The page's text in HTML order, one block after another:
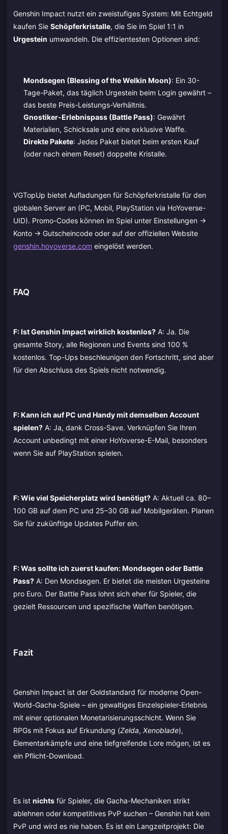
Genshin Impact nutzt ein zweistufiges System: Mit Echtgeld
kaufen Sie Schöpferkristalle, die Sie im Spiel 1:1 in
Urgestein umwandeln. Die effizientesten Optionen sind:
Mondsegen (Blessing of the Welkin Moon): Ein 30-
Tage-Paket, das täglich Urgestein beim Login gewährt –
das beste Preis-Leistungs-Verhältnis.
Gnostiker-Erlebnispass (Battle Pass): Gewährt
Materialien, Schicksale und eine exklusive Waffe.
Direkte Pakete: Jedes Paket bietet beim ersten Kauf
(oder nach einem Reset) doppelte Kristalle.
VGTopUp bietet Aufladungen für Schöpferkristalle für den
globalen Server an (PC, Mobil, PlayStation via HoYoverse-
UID). Promo-Codes können im Spiel unter Einstellungen ->
Konto -> Gutscheincode oder auf der offiziellen Website
genshin.hoyoverse.com eingelöst werden.
FAQ
F: Ist Genshin Impact wirklich kostenlos? A: Ja. Die
gesamte Story, alle Regionen und Events sind 100 %
kostenlos. Top-Ups beschleunigen den Fortschritt, sind aber
für den Abschluss des Spiels nicht notwendig.
F: Kann ich auf PC und Handy mit demselben Account
spielen? A: Ja, dank Cross-Save. Verknüpfen Sie Ihren
Account unbedingt mit einer HoYoverse-E-Mail, besonders
wenn Sie auf PlayStation spielen.
F: Wie viel Speicherplatz wird benötigt? A: Aktuell ca. 80–
100 GB auf dem PC und 25–30 GB auf Mobilgeräten. Planen
Sie für zukünftige Updates Puffer ein.
F: Was sollte ich zuerst kaufen: Mondsegen oder Battle
Pass? A: Den Mondsegen. Er bietet die meisten Urgesteine
pro Euro. Der Battle Pass lohnt sich eher für Spieler, die
gezielt Ressourcen und spezifische Waffen benötigen.
Fazit
Genshin Impact ist der Goldstandard für moderne Open-
World-Gacha-Spiele – ein gewaltiges Einzelspieler-Erlebnis
mit einer optionalen Monetarisierungsschicht. Wenn Sie
RPGs mit Fokus auf Erkundung (Zelda, Xenoblade),
Elementarkämpfe und eine tiefgreifende Lore mögen, ist es
ein Pflicht-Download.
Es ist nichts für Spieler, die Gacha-Mechaniken strikt
ablehnen oder kompetitives PvP suchen – Genshin hat kein
PvP und wird es nie haben. Es ist ein Langzeitprojekt: Die